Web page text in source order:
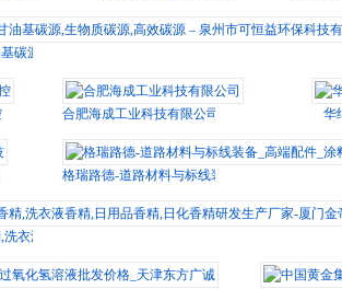
碳源,生物质碳源,高效碳源 – 泉州市可恒益环保科技有限
合肥海成工业科技有限公司 华
格瑞路德-道路材料与标线装备_高端配件_涂料
衣液香精,日用品香精,日化香精研发生产厂家-厦门金帝